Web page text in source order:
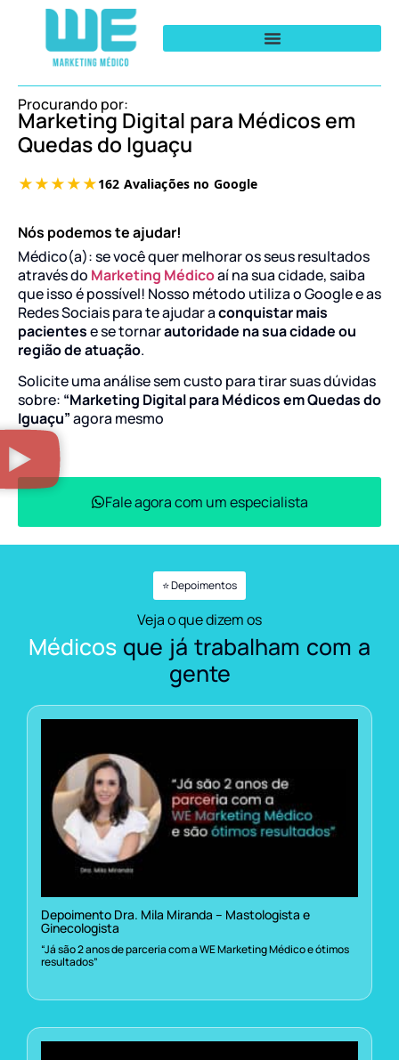
Procurando por:
Marketing Digital para Médicos em
Quedas do Iguaçu
Nós podemos te ajudar!
Médico(a): se você quer melhorar os seus resultados
através do Marketing Médicoaí na sua cidade, saiba
que isso é possível! Nosso método utiliza o Google e as
Redes Sociais para te ajudar aconquistar mais
pacientese se tornarautoridade na sua cidade ou
região de atuação.
Solicite uma análise sem custo para tirar suas dúvidas
sobre: “Marketing Digital para Médicos em Quedas do
Iguaçu”agora mesmo
Fale agora com um especialista
⭐ Depoimentos
Veja o que dizem os
Médicos que já trabalham com a
gente
Depoimento Dra. Mila Miranda – Mastologista e
Ginecologista
“Já são 2 anos de parceria com a WE Marketing Médico e ótimos
resultados”